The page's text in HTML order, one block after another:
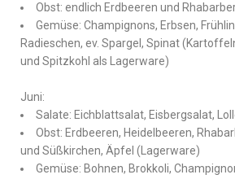
Obst: endlich Erdbeeren und
Gemüse: Champignons, Erbsen,
Radieschen, ev. Spargel, Spinat
und Spitzkohl als Lagerware)
Juni:
Salate: Eichblattsalat, Eisbergsalat,
Obst: Erdbeeren, Heidelbeeren,
und Süßkirchen, Äpfel (Lagerware)
Gemüse: Bohnen, Brokkoli,